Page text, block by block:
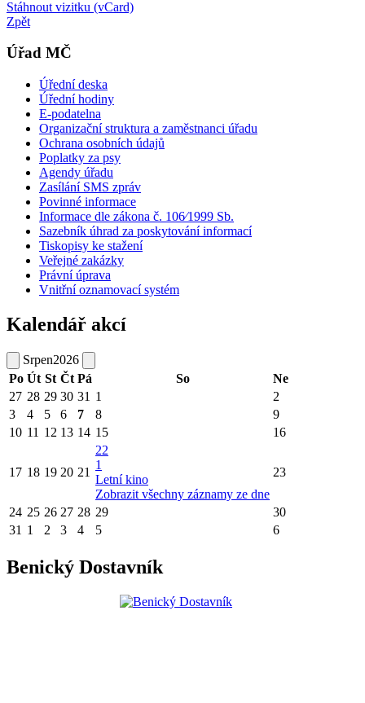
Stáhnout vizitku (vCard)
Zpět
Úřad MČ
Úřední deska
Úřední hodiny
E-podatelna
Organizační struktura a zaměstnanci úřadu
Ochrana osobních údajů
Poplatky za psy
Agendy úřadu
Zasílání SMS zpráv
Povinné informace
Informace dle zákona č. 106⁄1999 Sb.
Sazebník úhrad za poskytování informací
Tiskopisy ke stažení
Veřejné zakázky
Právní úprava
Vnitřní oznamovací systém
Kalendář akcí
Srpen2026
Po Út St Čt Pá So
Ne
27 28 29 30 31 1
2
3
4 5 6 7 8
9
10 11 12 13 14 15 16
17 18 19 20 21
22
1
Letní kino
Zobrazit všechny záznamy ze dne
23
24 25 26 27 28 29
30
31 1 2 3 4 5 6
Benický Dostavník